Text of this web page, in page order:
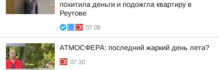
похитила деньги и подожгла квартиру в
Реутове
07:09
АТМОСФЕРА: последний жаркий день лета?
07:30